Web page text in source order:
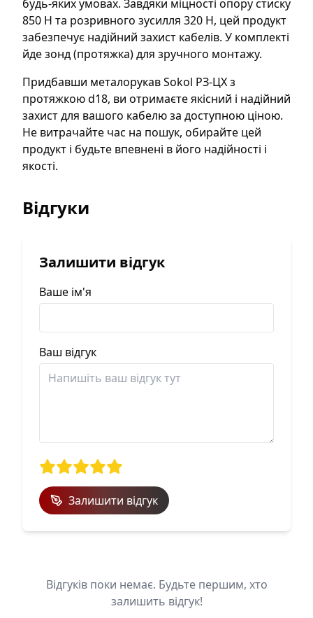
будь-яких умовах. Завдяки міцності опору стиску
850 Н та розривного зусилля 320 Н, цей продукт
забезпечує надійний захист кабелів. У комплекті
йде зонд (протяжка) для зручного монтажу.
Придбавши металорукав Sokol РЗ-ЦХ з
протяжкою d18, ви отримаєте якісний і надійний
захист для вашого кабелю за доступною ціною.
Не витрачайте час на пошук, обирайте цей
продукт і будьте впевнені в його надійності і
якості.
Відгуки
Залишити відгук
Ваше ім'я
Ваш відгук
Залишити відгук
Відгуків поки немає. Будьте першим, хто
залишить відгук!